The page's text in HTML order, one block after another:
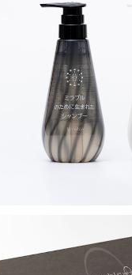
ミラブルのために生まれ
40%OFF